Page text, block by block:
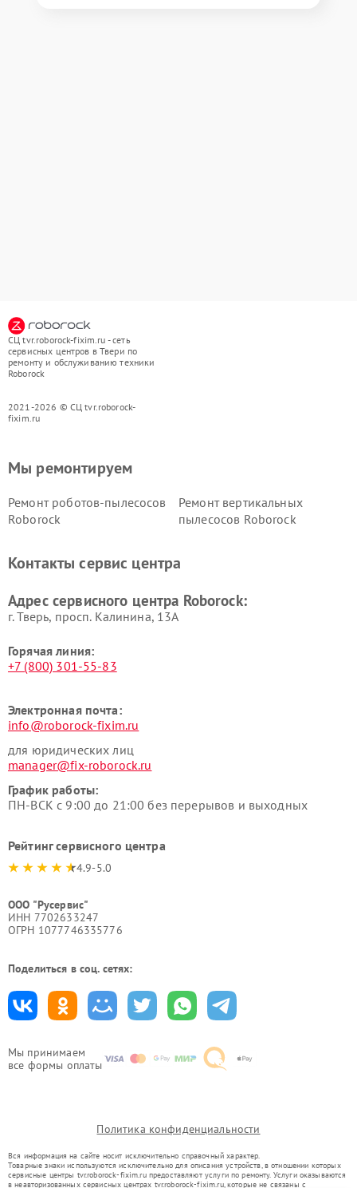
СЦ tvr.roborock-fixim.ru - сеть
сервисных центров в Твери по
ремонту и обслуживанию техники
Roborock
2021-2026 © СЦ tvr.roborock-
fixim.ru
Мы принимаем
все формы оплаты
Мы ремонтируем
Ремонт роботов-пылесосов
Roborock
Ремонт вертикальных
пылесосов Roborock
Контакты сервис центра
Адрес сервисного центра Roborock:
г. Тверь, просп. Калинина, 13А
Горячая линия:
+7 (800) 301-55-83
Электронная почта:
info@roborock-fixim.ru
для юридических лиц
manager@fix-roborock.ru
График работы:
ПН-ВСК с 9:00 до 21:00 без перерывов и выходных
Рейтинг сервисного центра
4.9-5.0
ООО "Русервис"
ИНН 7702633247
ОГРН 1077746335776
Поделиться в соц. сетях:
Политика конфиденциальности
Вся информация на сайте носит исключительно справочный характер.
Товарные знаки используются исключительно для описания устройств, в отношении которых
сервисные центры tvr.roborock-fixim.ru предоставляют услуги по ремонту. Услуги оказываются
в неавторизованных сервисных центрах tvr.roborock-fixim.ru, которые не связаны с